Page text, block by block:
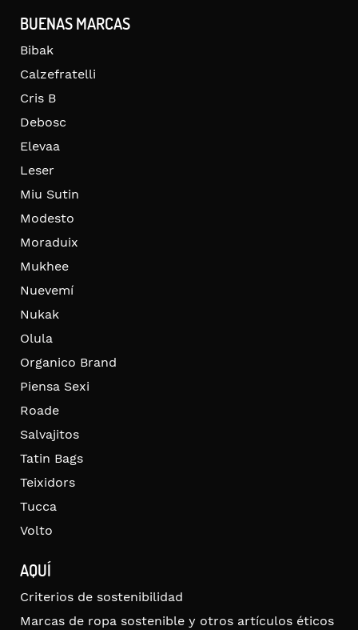
BUENAS MARCAS
Bibak
Calzefratelli
Cris B
Debosc
Elevaa
Leser
Miu Sutin
Modesto
Moraduix
Mukhee
Nuevemí
Nukak
Olula
Organico Brand
Piensa Sexi
Roade
Salvajitos
Tatin Bags
Teixidors
Tucca
Volto
AQUÍ
Criterios de sostenibilidad
Marcas de ropa sostenible y otros artículos éticos